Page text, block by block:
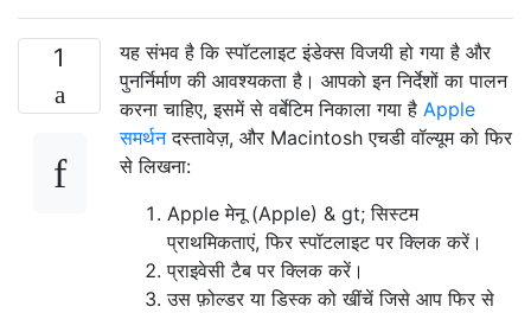
1
यह संभव है कि स्पॉटलाइट इंडेक्स विजयी हो गया है और
पुनर्निर्माण की आवश्यकता है। आपको इन निर्देशों का पालन
करना चाहिए, इसमें से वर्बेटिम निकाला गया है Apple
समर्थनदस्तावेज़, और Macintosh एचडी वॉल्यूम को फिर
से लिखना:
Apple मेनू (Apple) & gt; सिस्टम
प्राथमिकताएं, फिर स्पॉटलाइट पर क्लिक करें।
प्राइवेसी टैब पर क्लिक करें।
उस फ़ोल्डर या डिस्क को खींचें जिसे आप फिर से